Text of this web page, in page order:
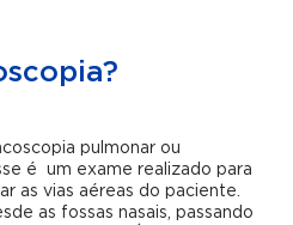
pulmonar ou
é um exame realizado para
as vias aéreas do paciente.
as fossas nasais, passando